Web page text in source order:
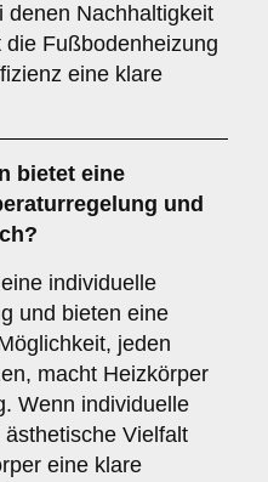
denen Nachhaltigkeit
Fußbodenheizung
eine klare
bietet eine
und
individuelle
und bieten eine
jeden
macht Heizkörper
Wenn individuelle
Vielfalt
eine klare